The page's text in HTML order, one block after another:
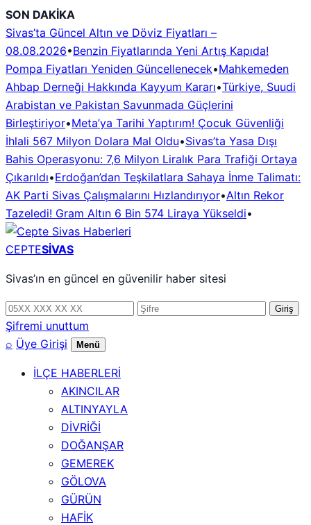
İçeriğe
geç
SON DAKİKA
Sivas’ta Güncel Altın ve Döviz Fiyatları –
08.08.2026•Benzin Fiyatlarında Yeni Artış Kapıda!
Pompa Fiyatları Yeniden Güncellenecek•Mahkemeden
Ahbap Derneği Hakkında Kayyum Kararı•Türkiye, Suudi
Arabistan ve Pakistan Savunmada Güçlerini
Birleştiriyor•Meta’ya Tarihi Yaptırım! Çocuk Güvenliği
İhlali 567 Milyon Dolara Mal Oldu•Sivas’ta Yasa Dışı
Bahis Operasyonu: 7,6 Milyon Liralık Para Trafiği Ortaya
Çıkarıldı•Erdoğan’dan Teşkilatlara Sahaya İnme Talimatı:
AK Parti Sivas Çalışmalarını Hızlandırıyor•Altın Rekor
Tazeledi! Gram Altın 6 Bin 574 Liraya Yükseldi•
CEPTESİVAS
Sivas’ın en güncel en güvenilir haber sitesi
Telefon
numarası
Şifre Giriş
Şifremi unuttum
⌕ Üye Girişi Menü
İLÇE HABERLERİ
AKINCILAR
ALTINYAYLA
DİVRİĞİ
DOĞANŞAR
GEMEREK
GÖLOVA
GÜRÜN
HAFİK